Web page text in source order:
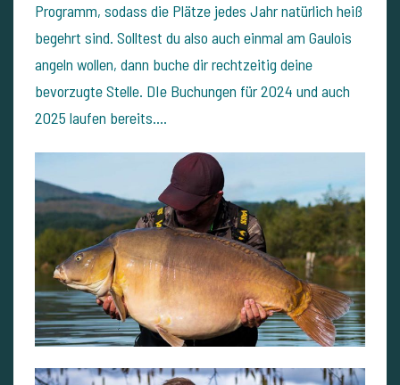
Programm, sodass die Plätze jedes Jahr natürlich heiß
begehrt sind. Solltest du also auch einmal am Gaulois
angeln wollen, dann buche dir rechtzeitig deine
bevorzugte Stelle. DIe Buchungen für 2024 und auch
2025 laufen bereits....